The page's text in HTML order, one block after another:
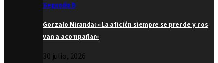
Segunda B
Gonzalo Miranda: «La afición siempre se prende y nos
van a acompañar»
30 julio, 2026